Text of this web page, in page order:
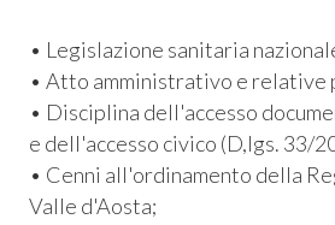
• Legislazione sanitaria
• Atto amministrativo e relative
• Disciplina dell'accesso
e dell'accesso civico (D,lgs. 33/
• Cenni all'ordinamento della
Valle d'Aosta;